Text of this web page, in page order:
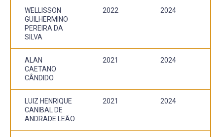
WELLISSON
GUILHERMINO
PEREIRA DA
SILVA
2022 2024
ALAN
CAETANO
CÂNDIDO
2021 2024
LUIZ HENRIQUE
CANIBAL DE
ANDRADE LEÃO
2021 2024